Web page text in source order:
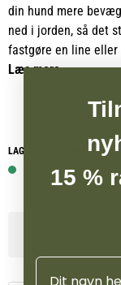
din hund mere
ned i jorden, så det
fastgøre en line eller
udforske området
Spyddet er ideelt til
hvor du vil give
kontrol.
Læs mere
LAGERSTATUS WEBSHOP
14 på lager15 %
Navn